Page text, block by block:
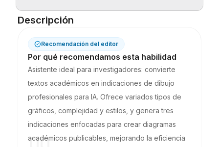
Actualizaciones
Descripción
Recomendación del editor
Por qué recomendamos esta habilidad
Asistente ideal para investigadores: convierte
textos académicos en indicaciones de dibujo
profesionales para IA. Ofrece variados tipos de
gráficos, complejidad y estilos, y genera tres
indicaciones enfocadas para crear diagramas
académicos publicables, mejorando la eficiencia